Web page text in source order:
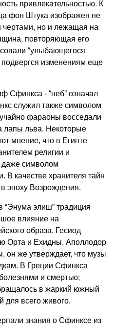
привлекательностью. К
фон Штука изображен не
чертами, но и лежащая на
повторяющая его
“улыбающегося
изменениям еще
Сфинкса - “неб” означал
служил также символом
фараоны восседали
лапы льва. Некоторые
мнение, что в Египте
религии и
даже символом
В качестве хранителя тайн
эпоху Возрождения.
“Энума элиш” традиция
влияние на
образа. Гесиод
Орта и Ехидны. Аполлодор
же утверждает, что музы
В Греции Сфинкса
и смертью;
в жаркий южный
для всего живого.
знания о Сфинксе из